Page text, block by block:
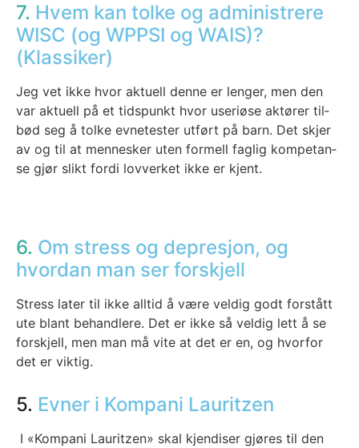
7. Hvem kan tolke og administrere
WISC (og WPPSI og WAIS)?
(Klassiker)
Jeg vet ikke hvor aktu­ell den­ne er len­ger, men den
var aktu­ell på et tids­punkt hvor use­riø­se aktø­rer til­
bød seg å tol­ke evne­tes­ter utført på barn. Det skjer
av og til at men­nes­ker uten for­mell fag­lig kom­pe­tan­
se gjør slikt for­di lov­ver­ket ikke er kjent.
6. Om stress og depresjon, og
hvordan man ser forskjell
Stress later til ikke all­tid å være vel­dig godt for­stått
ute blant behand­le­re. Det er ikke så vel­dig lett å se
for­skjell, men man må vite at det er en, og hvor­for
det er vik­tig.
5. Evner i Kompani Lauritzen
I «Kom­pa­ni Lau­rit­zen» skal kjen­di­s­er gjø­res til den